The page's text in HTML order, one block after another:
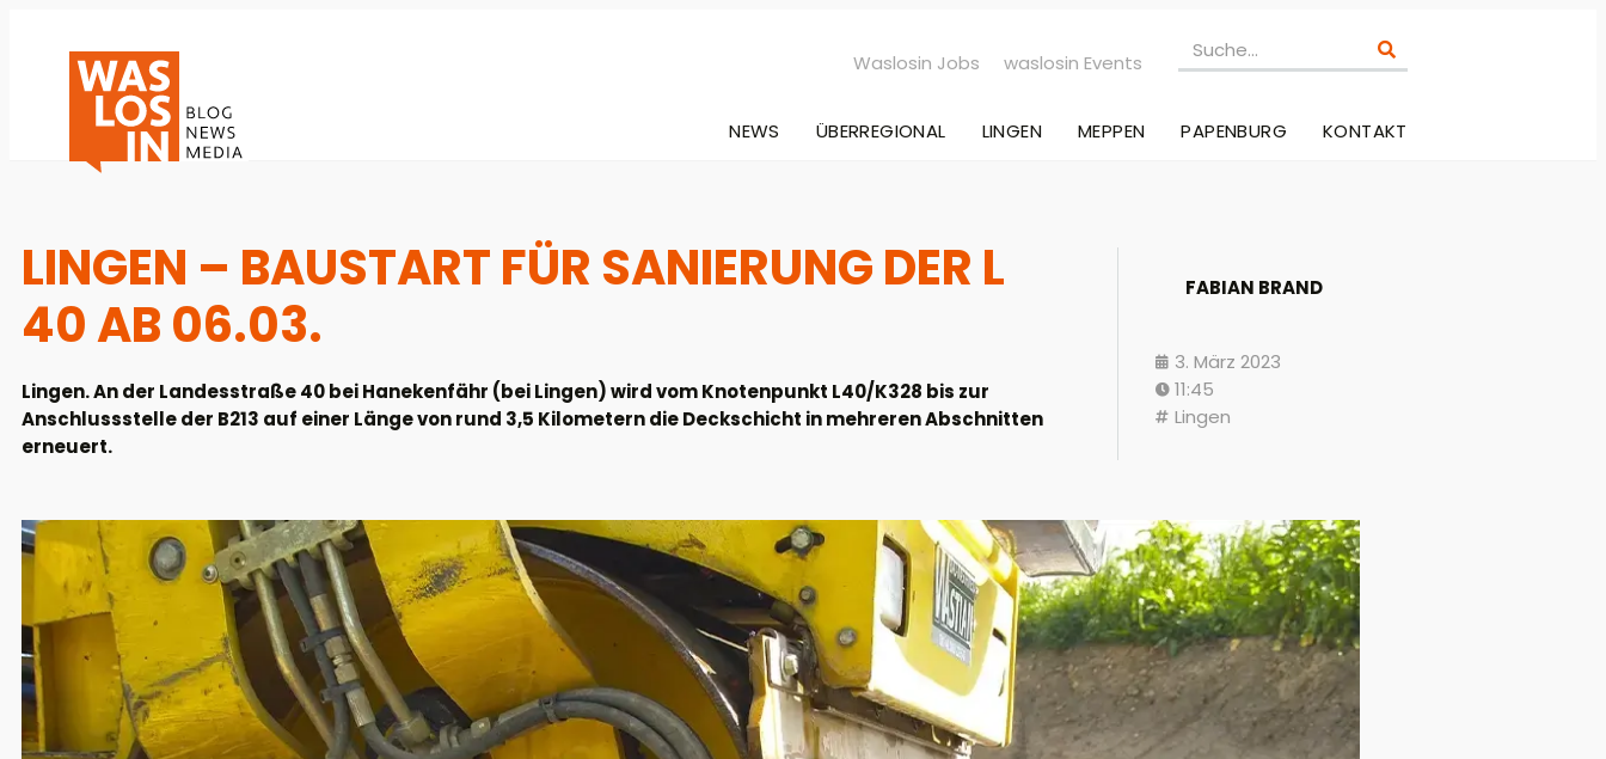
Waslosin Jobs waslosin Events
NEWS ÜBERREGIONAL LINGEN MEPPEN PAPENBURG KONTAKT
LINGEN – BAUSTART FÜR SANIERUNG DER L
40 AB 06.03.
Lingen. An der Landesstraße 40 bei Hanekenfähr (bei Lingen) wird vom Knotenpunkt L40/K328 bis zur
Anschlussstelle der B213 auf einer Länge von rund 3,5 Kilometern die Deckschicht in mehreren Abschnitten
erneuert.
FABIAN BRAND
3. März 2023
11:45
Lingen